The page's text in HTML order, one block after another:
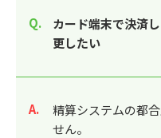
カード端末で決済
更したい
回答
精算システムの都
せん。